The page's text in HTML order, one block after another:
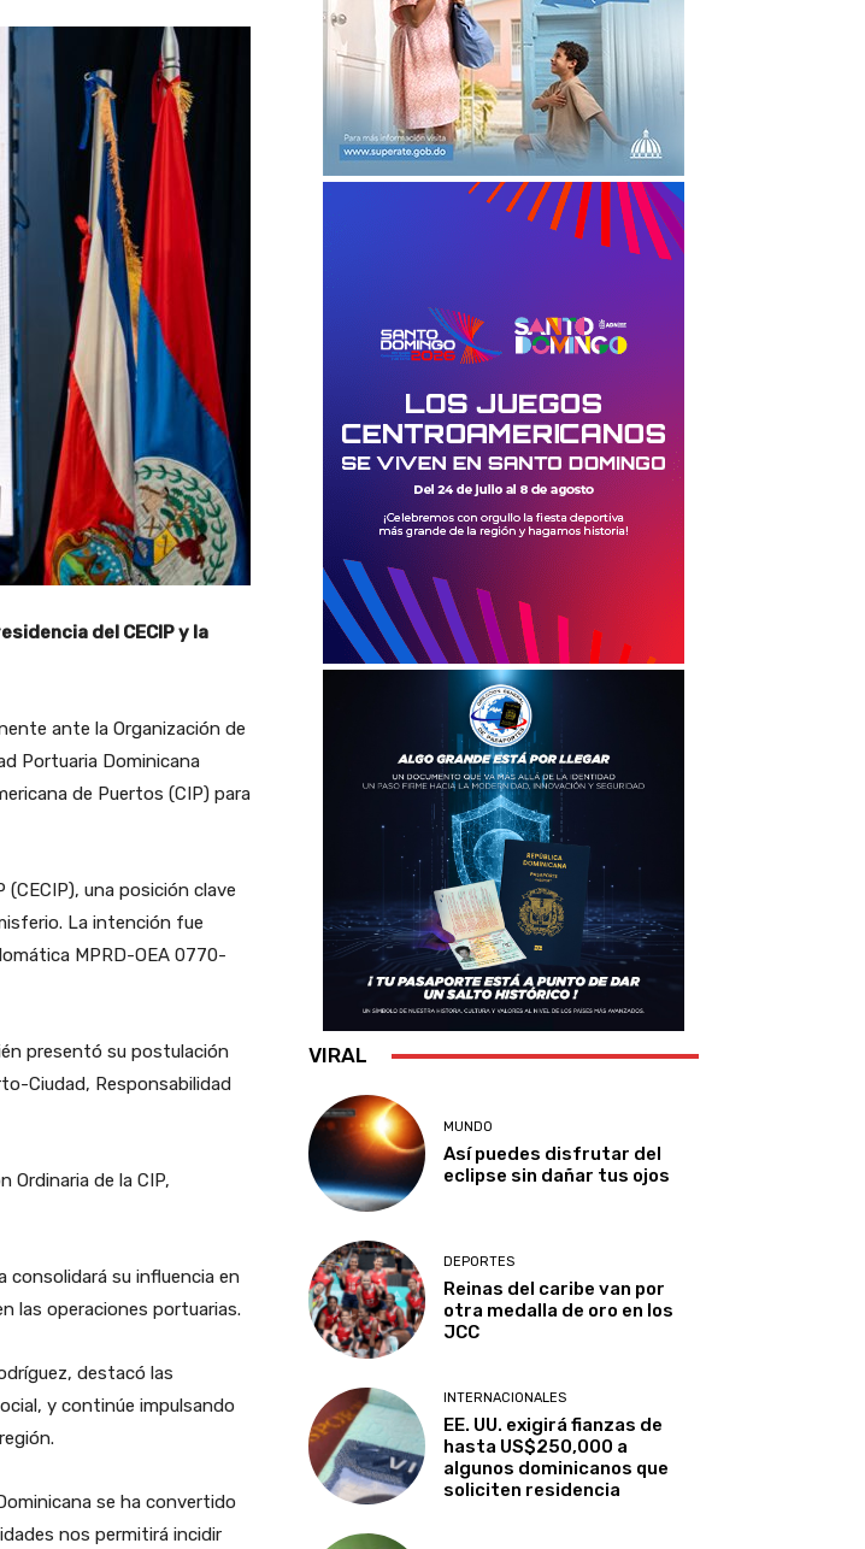
del CECIP y la
ante la Organización de
Portuaria Dominicana
de Puertos (CIP) para
(CECIP), una posición clave
La intención fue
MPRD-OEA 0770-
presentó su postulación
Ciudad, Responsabilidad
Ordinaria de la CIP,
consolidará su influencia en
las operaciones portuarias.
destacó las
y continúe impulsando
se ha convertido
nos permitirá incidir
VIRAL
MUNDO
Así puedes disfrutar del
eclipse sin dañar tus ojos
DEPORTES
Reinas del caribe van por
otra medalla de oro en los
JCC
INTERNACIONALES
EE. UU. exigirá fianzas de
hasta US$250,000 a
algunos dominicanos que
soliciten residencia